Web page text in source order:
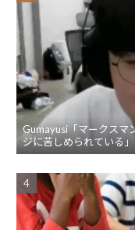
Gumayusi「マークスマ
ジに苦しめられている